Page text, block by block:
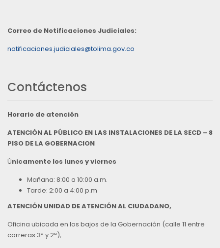
Correo de Notificaciones Judiciales:
notificaciones.judiciales@tolima.gov.co
Contáctenos
Horario de atención
ATENCIÓN AL PÚBLICO EN LAS INSTALACIONES DE LA SECD – 8
PISO DE LA GOBERNACION
Únicamente los lunes y viernes
Mañana: 8:00 a 10:00 a.m.
Tarde: 2:00 a 4:00 p.m
ATENCIÓN UNIDAD DE ATENCIÓN AL CIUDADANO,
Oficina ubicada en los bajos de la Gobernación (calle 11 entre
carreras 3ª y 2ª),